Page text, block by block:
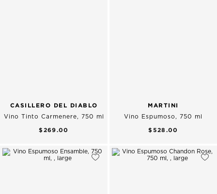
CASILLERO DEL DIABLO
Vino Tinto Carmenere, 750 ml
$269.00
MARTINI
Vino Espumoso, 750 ml
$528.00